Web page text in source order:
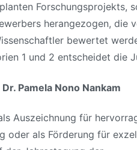
Forschungsprojekts,
herangezogen, die
bewertet
1 und 2 entscheidet die
Pamela Nono Nankam
Auszeichnung für
oder als Förderung für